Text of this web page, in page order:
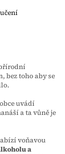
bez toho aby se
uvádí
a ta vůně je
voňavou
a